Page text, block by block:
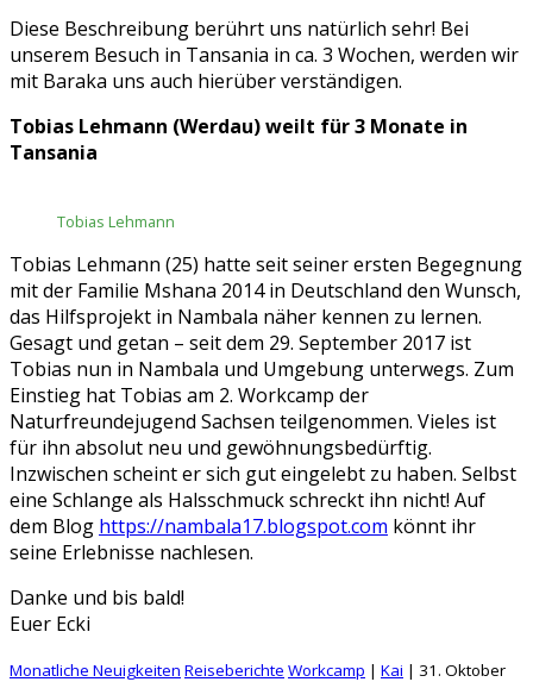
Diese Beschreibung berührt uns natürlich sehr! Bei
unserem Besuch in Tansania in ca. 3 Wochen, werden wir
mit Baraka uns auch hierüber verständigen.
Tobias Lehmann (Werdau) weilt für 3 Monate in
Tansania
Tobias Lehmann
Tobias Lehmann (25) hatte seit seiner ersten Begegnung
mit der Familie Mshana 2014 in Deutschland den Wunsch,
das Hilfsprojekt in Nambala näher kennen zu lernen.
Gesagt und getan – seit dem 29. September 2017 ist
Tobias nun in Nambala und Umgebung unterwegs. Zum
Einstieg hat Tobias am 2. Workcamp der
Naturfreundejugend Sachsen teilgenommen. Vieles ist
für ihn absolut neu und gewöhnungsbedürftig.
Inzwischen scheint er sich gut eingelebt zu haben. Selbst
eine Schlange als Halsschmuck schreckt ihn nicht! Auf
dem Blog https://nambala17.blogspot.com könnt ihr
seine Erlebnisse nachlesen.
Danke und bis bald!
Euer Ecki
Monatliche Neuigkeiten Reiseberichte Workcamp | Kai | 31. Oktober